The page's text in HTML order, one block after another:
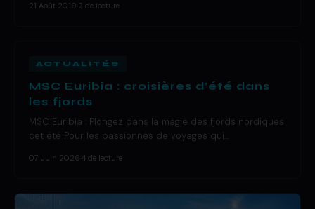
21 Août 2019 2 de lecture
ACTUALITÉS
MSC Euribia : croisières d’été dans
les fjords
MSC Euribia : Plongez dans la magie des fjords nordiques
cet été Pour les passionnés de voyages qui…
07 Juin 2026 4 de lecture